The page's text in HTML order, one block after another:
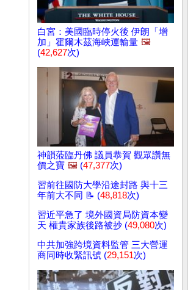
白宮：美國臨時停火後 伊朗「增
加」霍爾木茲海峽運輸量 🖼️
(42,627次)
神韻蒞臨丹佛 議員恭賀 觀眾讚無
價之寶 🖼️ (47,377次)
習前往國防大學沿途封路 與十三
年前大不同 📝 (48,818次)
習近平急了 境外國資局防資本變
天 權貴家族後路被抄 (49,080次)
中共加強跨境資料監管 三大營運
商同時收緊訊號 (29,151次)